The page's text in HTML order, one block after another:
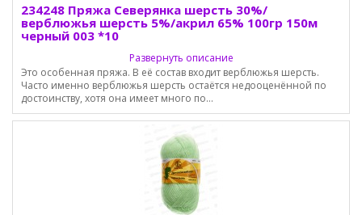
234248 Пряжа Северянка шерсть 30%/
верблюжья шерсть 5%/акрил 65% 100гр 150м
черный 003 *10
Развернуть описание
Это особенная пряжа. В её состав входит верблюжья шерсть.
Часто именно верблюжья шерсть остаётся недооценённой по
достоинству, хотя она имеет много по...